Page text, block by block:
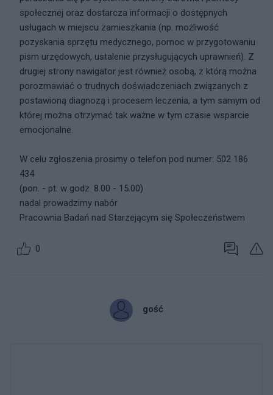
społecznej oraz dostarcza informacji o dostępnych
usługach w miejscu zamieszkania (np. możliwość
pozyskania sprzętu medycznego, pomoc w przygotowaniu
pism urzędowych, ustalenie przysługujących uprawnień). Z
drugiej strony nawigator jest również osobą, z którą można
porozmawiać o trudnych doświadczeniach związanych z
postawioną diagnozą i procesem leczenia, a tym samym od
której można otrzymać tak ważne w tym czasie wsparcie
emocjonalne.
W celu zgłoszenia prosimy o telefon pod numer: 502 186
434
(pon. - pt. w godz. 8.00 - 15.00)
nadal prowadzimy nabór
Pracownia Badań nad Starzejącym się Społeczeństwem
0
gość